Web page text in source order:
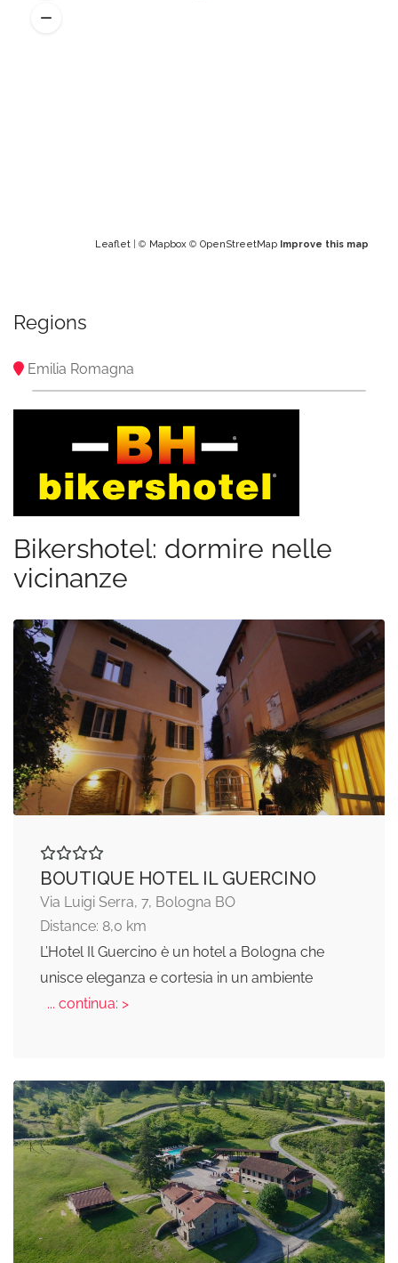
Leaflet | © Mapbox © OpenStreetMap Improve this map
Regions
Emilia Romagna
Bikershotel: dormire nelle
vicinanze
BOUTIQUE HOTEL IL GUERCINO
Via Luigi Serra, 7, Bologna BO
Distance: 8,0 km
L’Hotel Il Guercino è un hotel a Bologna che
unisce eleganza e cortesia in un ambiente
... continua: >